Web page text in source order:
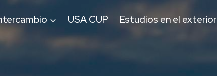
USA CUP Estudios en el exterior